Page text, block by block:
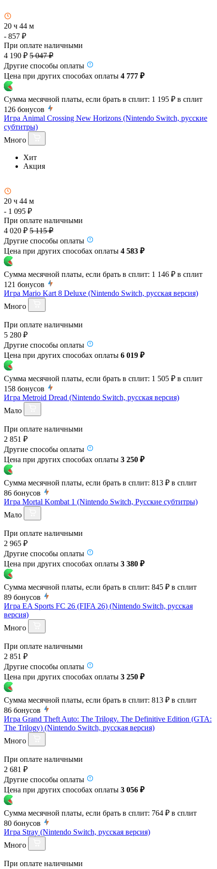
20 ч 44 м
- 857 ₽
При оплате наличными
4 190 ₽ 5 047 ₽
Другие способы оплаты
Цена при других способах оплаты 4 777 ₽
Сумма месячной платы, если брать в сплит: 1 195 ₽ в сплит
126 бонусов
Игра Animal Crossing New Horizons (Nintendo Switch, русские
субтитры)
Много
Хит
Акция
20 ч 44 м
- 1 095 ₽
При оплате наличными
4 020 ₽ 5 115 ₽
Другие способы оплаты
Цена при других способах оплаты 4 583 ₽
Сумма месячной платы, если брать в сплит: 1 146 ₽ в сплит
121 бонусов
Игра Mario Kart 8 Deluxe (Nintendo Switch, русская версия)
Много
При оплате наличными
5 280 ₽
Другие способы оплаты
Цена при других способах оплаты 6 019 ₽
Сумма месячной платы, если брать в сплит: 1 505 ₽ в сплит
158 бонусов
Игра Metroid Dread (Nintendo Switch, русская версия)
Мало
При оплате наличными
2 851 ₽
Другие способы оплаты
Цена при других способах оплаты 3 250 ₽
Сумма месячной платы, если брать в сплит: 813 ₽ в сплит
86 бонусов
Игра Mortal Kombat 1 (Nintendo Switch, Русские субтитры)
Мало
При оплате наличными
2 965 ₽
Другие способы оплаты
Цена при других способах оплаты 3 380 ₽
Сумма месячной платы, если брать в сплит: 845 ₽ в сплит
89 бонусов
Игра EA Sports FC 26 (FIFA 26) (Nintendo Switch, русская
версия)
Много
При оплате наличными
2 851 ₽
Другие способы оплаты
Цена при других способах оплаты 3 250 ₽
Сумма месячной платы, если брать в сплит: 813 ₽ в сплит
86 бонусов
Игра Grand Theft Auto: The Trilogy. The Definitive Edition (GTA:
The Trilogy) (Nintendo Switch, русская версия)
Много
При оплате наличными
2 681 ₽
Другие способы оплаты
Цена при других способах оплаты 3 056 ₽
Сумма месячной платы, если брать в сплит: 764 ₽ в сплит
80 бонусов
Игра Stray (Nintendo Switch, русская версия)
Много
При оплате наличными